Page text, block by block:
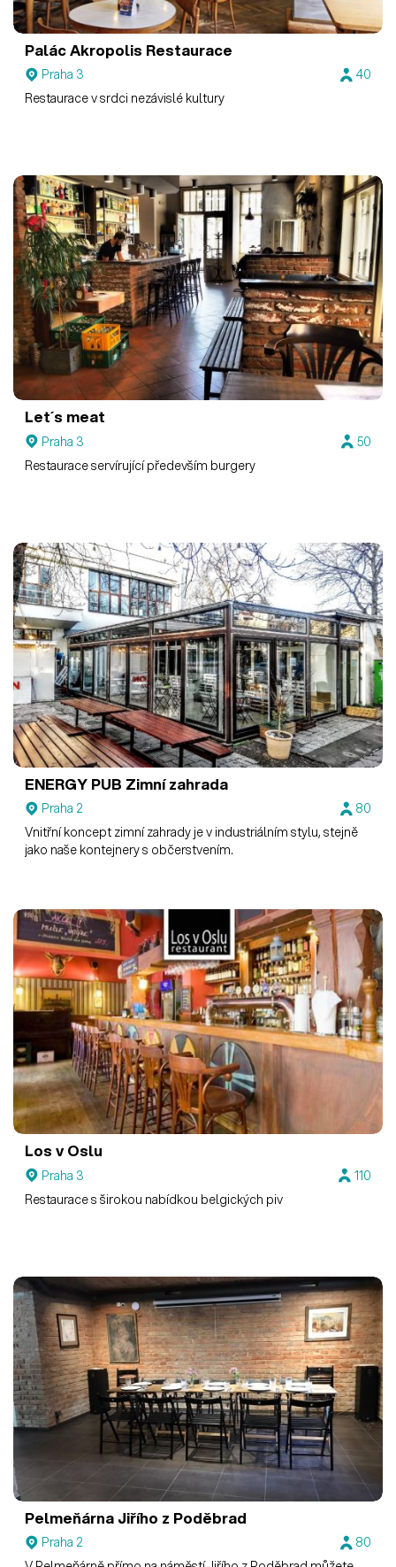
Palác Akropolis Restaurace
Praha 3
40
Restaurace v srdci nezávislé kultury
Let´s meat
Praha 3
50
Restaurace servírující především burgery
ENERGY PUB Zimní zahrada
Praha 2
80
Vnitřní koncept zimní zahrady je v industriálním stylu, stejně
jako naše kontejnery s občerstvením.
Los v Oslu
Praha 3
110
Restaurace s širokou nabídkou belgických piv
Pelmeňárna Jiřího z Poděbrad
Praha 2
80